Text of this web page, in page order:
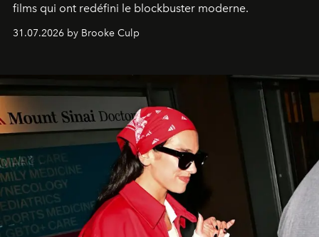
films qui ont redéfini le blockbuster moderne.
31.07.2026 by Brooke Culp